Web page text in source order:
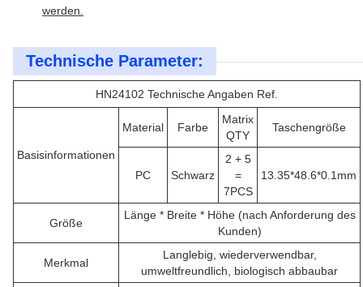
werden.
Technische Parameter:
HN24102 Technische Angaben Ref.
Basisinformationen
Material Farbe
Matrix
QTY
Taschengröße
PC Schwarz
2 + 5
=
7PCS
13.35*48.6*0.1mm
Größe
Länge * Breite * Höhe (nach Anforderung des
Kunden)
Merkmal
Langlebig, wiederverwendbar,
umweltfreundlich, biologisch abbaubar